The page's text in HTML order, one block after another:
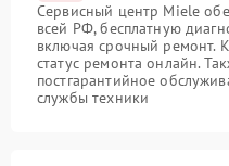
Сервисный центр Miele
всей РФ, бесплатную
включая срочный ремонт.
статус ремонта онлайн.
постгарантийное
службы техники